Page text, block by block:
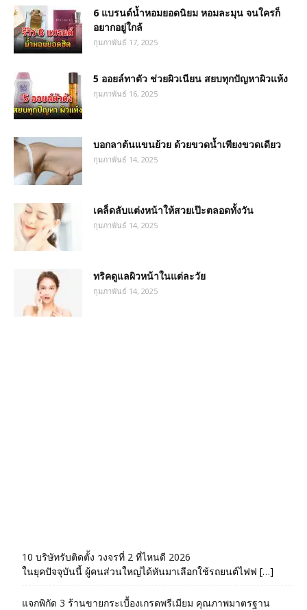
6 แบรนด์น้ำหอมยอดนิยม หอมละมุน จนใครก็
อยากอยู่ใกล้
กุมภาพันธ์ 17, 2025
5 ออยล์ทาตัว ช่วยผิวเนียน สยบทุกปัญหาผิวแห้ง
กุมภาพันธ์ 16, 2025
บอกลาต้นแขนย้วย ด้วยขวดน้ำเพียงขวดเดียว
กุมภาพันธ์ 14, 2025
เคล็ดลับแต่งหน้าให้สวยเป๊ะตลอดทั้งวัน
กุมภาพันธ์ 14, 2025
ทริคดูแลผิวหน้าในแต่ละวัย
กุมภาพันธ์ 14, 2025
10 บริษัทรับติดตั้ง วงจรที่ 2 ที่ไหนดี 2026
ในยุคปัจจุบันนี้ ผู้คนส่วนใหญ่ได้หันมาเลือกใช้รถยนต์ไฟฟ […]
แจกพิกัด 3 ร้านขายกระเบื้องเกรดพรีเมียม คุณภาพมาตรฐาน